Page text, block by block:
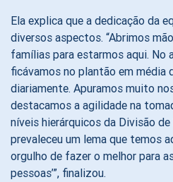
Ela explica que a dedicação da
diversos aspectos. “Abrimos
famílias para estarmos aqui. No
ficávamos no plantão em média
diariamente. Apuramos muito
destacamos a agilidade na
níveis hierárquicos da Divisão
prevaleceu um lema que temos
orgulho de fazer o melhor para
pessoas’”, finalizou.